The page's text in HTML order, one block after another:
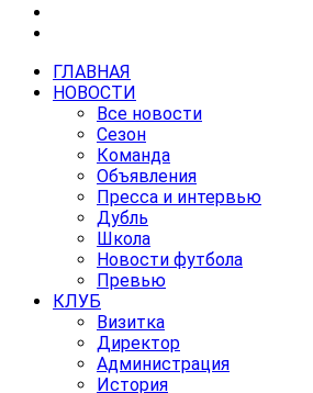
ГЛАВНАЯ
НОВОСТИ
Все новости
Сезон
Команда
Объявления
Пресса и интервью
Дубль
Школа
Новости футбола
Превью
КЛУБ
Визитка
Директор
Администрация
История